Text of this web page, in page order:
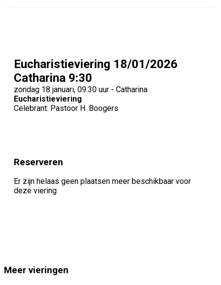
Eucharistieviering 18/01/2026
Catharina 9:30
zondag 18 januari, 09:30 uur - Catharina
Eucharistieviering
Celebrant: Pastoor H. Boogers
Reserveren
Er zijn helaas geen plaatsen meer beschikbaar voor
deze viering
Meer vieringen